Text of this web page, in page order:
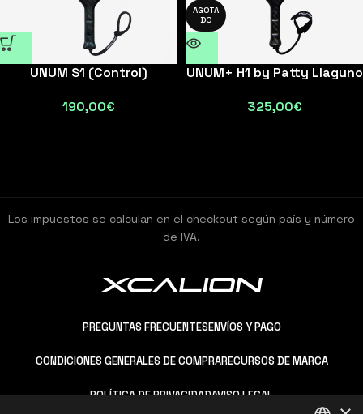
UNUM S1 (Control)
190,00€
AGOTA
DO
UNUM+ H1 by Patty Llaguno
325,00€
Los impuestos se calculan en el checkout según país y número
de IVA.
PREGUNTAS FRECUENTESENVÍOS Y PAGO
CONDICIONES GENERALES DE COMPRARECURSOS DE MARCA
POLÍTICA DE PRIVACIDADAVISO LEGAL